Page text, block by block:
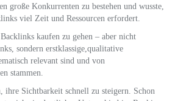
große Konkurrenten zu bestehen und wusste,
viel Zeit und Ressourcen erfordert.
kaufen zu gehen – aber nicht
sondern erstklassige,qualitative
relevant sind und von
stammen.
Sichtbarkeit schnell zu steigern. Schon